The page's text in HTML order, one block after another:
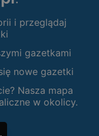
i przeglądaj
gazetkami
nowe gazetki
Nasza mapa
w okolicy.